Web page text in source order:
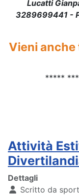
Lucatti
3289699441 -
Vieni
*****
Attività
Dettagli
Scritto da